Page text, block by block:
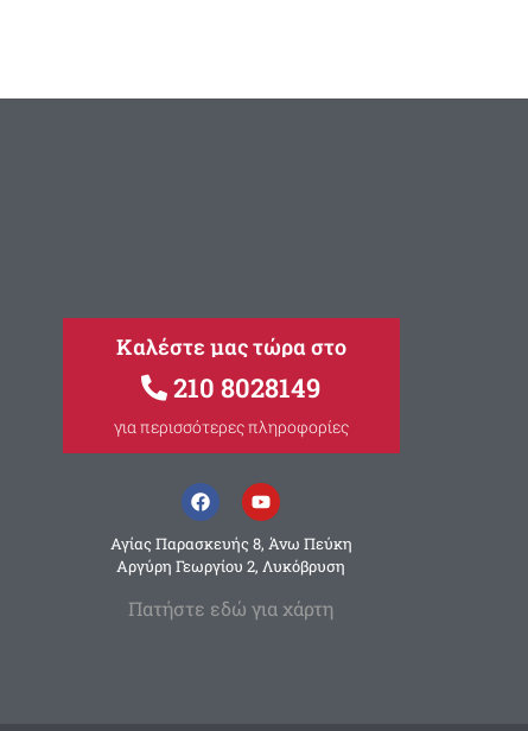
Καλέστε μας τώρα στο
210 8028149
για περισσότερες πληροφορίες
Αγίας Παρασκευής 8, Άνω Πεύκη
Αργύρη Γεωργίου 2, Λυκόβρυση
Πατήστε εδώ για χάρτη